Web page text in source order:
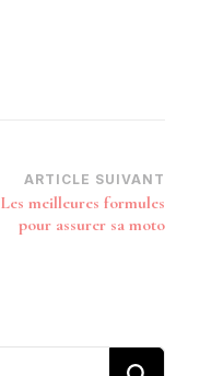
ARTICLE SUIVANT
Les meilleures formules
pour assurer sa moto